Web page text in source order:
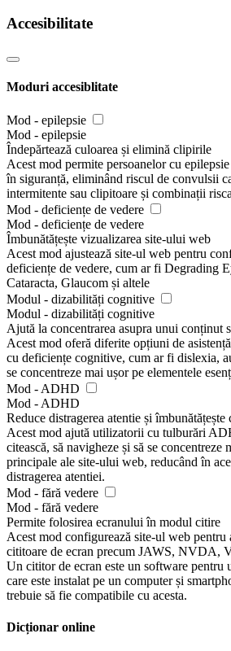
Accesibilitate
Moduri accesiblitate
Mod - epilepsie
Mod - epilepsie
Îndepărtează culoarea și elimină clipirile
Acest mod permite persoanelor cu
în siguranță, eliminând riscul de convulsii
intermitente sau clipitoare și combinații
Mod - deficiențe de vedere
Mod - deficiențe de vedere
Îmbunătățește vizualizarea site-ului web
Acest mod ajustează site-ul web pentru
deficiențe de vedere, cum ar fi Degrading
Cataracta, Glaucom și altele
Modul - dizabilități cognitive
Modul - dizabilități cognitive
Ajută la concentrarea asupra unui conținut
Acest mod oferă diferite opțiuni de
cu deficiențe cognitive, cum ar fi dislexia,
se concentreze mai ușor pe elementele
Mod - ADHD
Mod - ADHD
Reduce distragerea atentie și îmbunătățește
Acest mod ajută utilizatorii cu tulburări
citească, să navigheze și să se concentreze
principale ale site-ului web, reducând în
distragerea atentiei.
Mod - fără vedere
Mod - fără vedere
Permite folosirea ecranului în modul citire
Acest mod configurează site-ul web
cititoare de ecran precum JAWS, NVDA,
Un cititor de ecran este un software pentru
care este instalat pe un computer și
trebuie să fie compatibile cu acesta.
Dicționar online